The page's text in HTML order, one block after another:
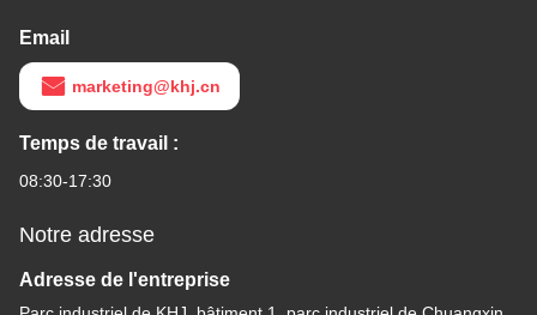
Email
marketing@khj.cn
Temps de travail :
08:30-17:30
Notre adresse
Adresse de l'entreprise